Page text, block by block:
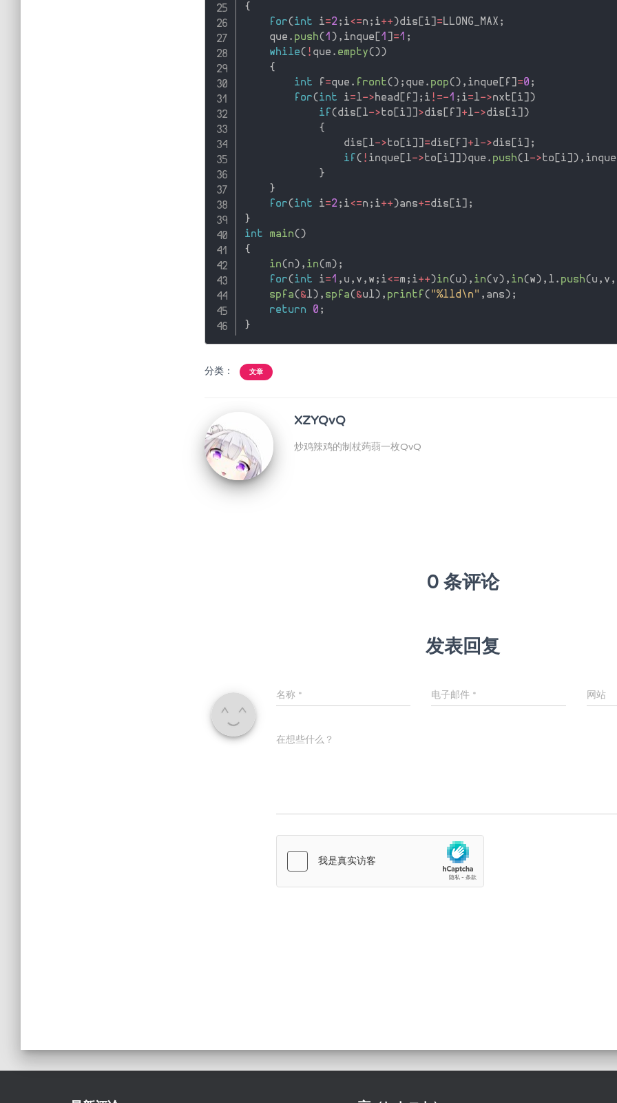
{
for(int i=2 ; i<=n ; i++)dis [i] =LLONG_MAX ;
    que
. push(1 ) , inque [1 ] =1 ;
while( ! que . empty())
{
int f =que . front() ; que . pop() , inque [ f ] =0 ;
for(int i=l->head [ f ] ; i !=-1 ; i=l->nxt [i] )
if (dis [l->to [i] ] >dis [ f ] +l->dis [i] )
{
                dis
[l->to [i] ] =dis [ f ] +l->dis [i] ;
if ( ! inque [l->to [i] ] )que . push(l->to [i] ) , inque
}
}
for(int i=2 ; i<=n ; i++)ans+=dis [i] ;
}
int
main()
{
in(n) , in(m) ;
for(int i=1 , u , v , w ; i<=m ; i++)in(u) , in(v) , in(w) , l . push(u , v ,
spfa(&l) , spfa(&ul) , printf ( "%lld\n" , ans) ;
return
0 ;
}
分类： 文章
XZYQvQ
炒鸡辣鸡的制杖蒟蒻一枚QvQ
0 条评论
发表回复
名称 * 电子邮件 * 网站
在想些什么？